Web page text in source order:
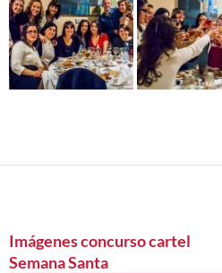
entradas
Imágenes concurso cartel
Semana Santa